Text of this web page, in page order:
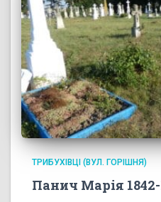
ТРИБУХІВЦІ (ВУЛ. ГОРІШНЯ)
Панич Марія 1842-